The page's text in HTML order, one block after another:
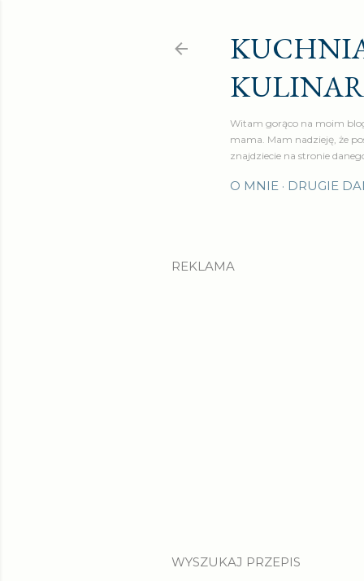
Witam gorąco na moim
mama. Mam nadzieję, że
znajdziecie na stronie
O MNIE DRUGIE
REKLAMA
WYSZUKAJ PRZEPIS